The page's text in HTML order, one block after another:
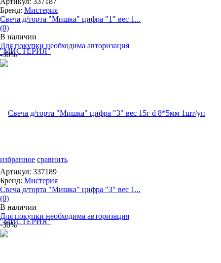
избранное сравнить
Бренд: Мистерия
Свеча д/торта "Мишка" цифра "1" вес 1...
(0)
В наличии
Для покупки необходима авторизация
-30%
Артикул: 337189
Бренд: Мистерия
Свеча д/торта "Мишка" цифра "3" вес 1...
(0)
В наличии
Для покупки необходима авторизация
-30%